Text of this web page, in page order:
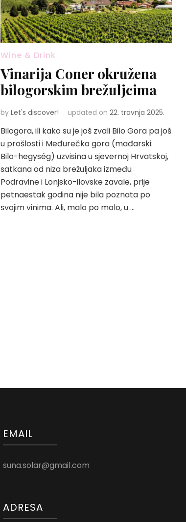
Wine & Drink
Vinarija Coner okružena
bilogorskim brežuljcima
by Let's discover! updated on 22. travnja 2025.
Bilogora, ili kako su je još zvali Bilo Gora pa još
u prošlosti i Međurečka gora (mađarski:
Bilo-hegység) uzvisina u sjevernoj Hrvatskoj,
satkana od niza brežuljaka između
Podravine i Lonjsko-ilovske zavale, prije
petnaestak godina nije bila poznata po
svojim vinima. Ali, malo po malo, u …
EMAIL
suna.solar@gmail.com
ADRESA